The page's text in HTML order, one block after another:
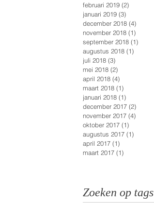
februari 2019 (2)
januari 2019 (3)
december 2018 (4)
november 2018 (1)
september 2018 (1)
augustus 2018 (1)
juli 2018 (3)
mei 2018 (2)
april 2018 (4)
maart 2018 (1)
januari 2018 (1)
december 2017 (2)
november 2017 (4)
oktober 2017 (1)
augustus 2017 (1)
april 2017 (1)
maart 2017 (1)
Zoeken op tags